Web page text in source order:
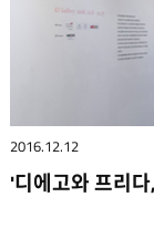
2016.12.12